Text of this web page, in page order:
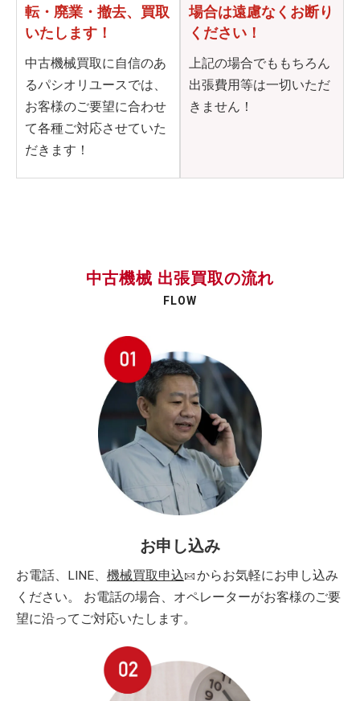
転・ 廃業・撤去、買取
いたします！
中古機械買取に自信のあ
るパシオリユースでは、
お客様のご要望に合わせ
て各種ご対応させていた
だきます！
場合は遠慮なくお断り
ください！
上記の場合でももちろん
出張費用等は一切いただ
きません！
中古機械 出張買取の流れ
FLOW
お申し込み
お電話、LINE、 機械買取申込
からお気軽にお申し込み
ください。 お電話の場合、オペレーターがお客様のご要
望に沿ってご対応いたします。